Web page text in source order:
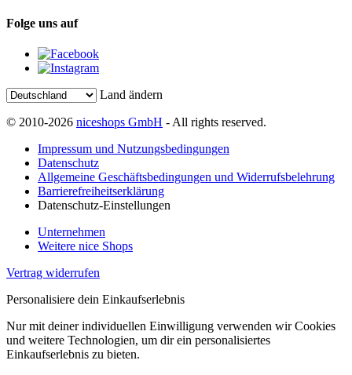
Folge uns auf
Land ändern
© 2010-2026 niceshops GmbH - All rights reserved.
Impressum und Nutzungsbedingungen
Datenschutz
Allgemeine Geschäftsbedingungen und Widerrufsbelehrung
Barrierefreiheitserklärung
Datenschutz-Einstellungen
Unternehmen
Weitere nice Shops
Vertrag widerrufen
Personalisiere dein Einkaufserlebnis
Nur mit deiner individuellen Einwilligung verwenden wir Cookies
und weitere Technologien, um dir ein personalisiertes
Einkaufserlebnis zu bieten.